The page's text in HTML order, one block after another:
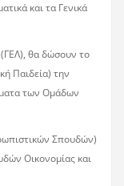
και τα Γενικά
(ΓΕΛ), θα δώσουν το
Παιδεία) την
των Ομάδων
Σπουδών)
Οικονομίας και